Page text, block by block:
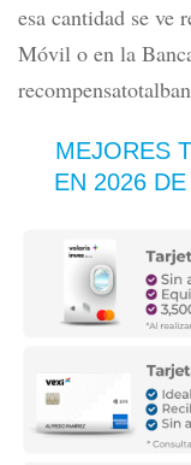
esa cantidad se ve
Móvil o en la
MEJORES
EN 2026